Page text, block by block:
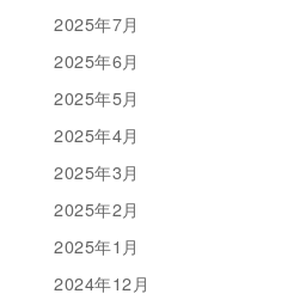
2025年7月
2025年6月
2025年5月
2025年4月
2025年3月
2025年2月
2025年1月
2024年12月